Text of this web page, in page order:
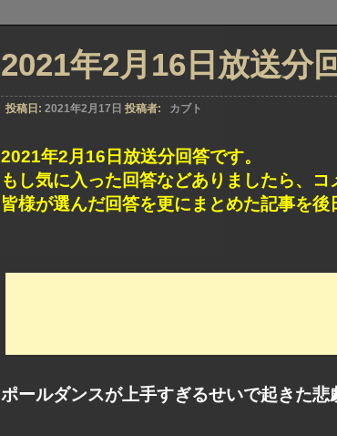
2021年2月16日放送分
投稿日: 2021年2月17日 投稿者: カブト
2021年2月16日放送分回答です。
もし気に入った回答などありましたら、コ
皆様が選んだ回答を更にまとめた記事を後
ポールダンスが上手すぎるせいで起きた悲